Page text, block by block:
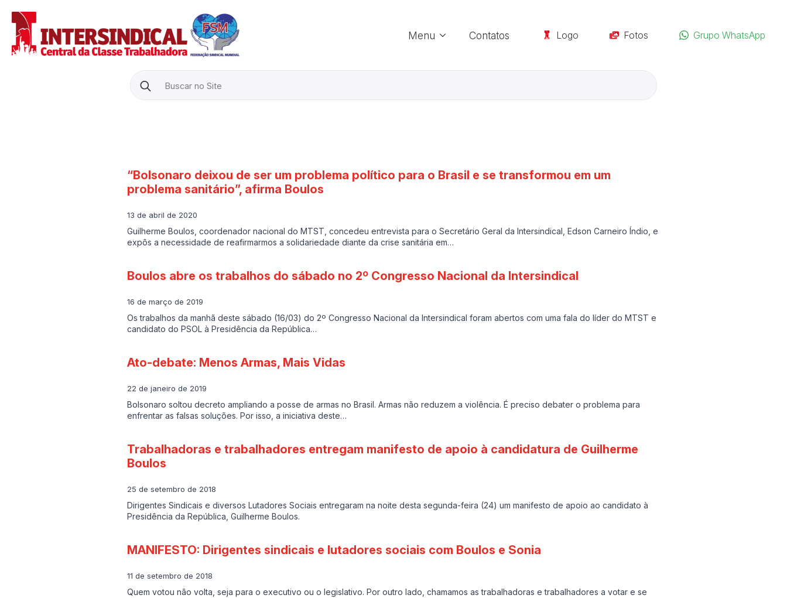
Menu Contatos Logo Fotos Grupo WhatsApp
Search
for:
“Bolsonaro deixou de ser um problema político para o Brasil e se transformou em um
problema sanitário”, afirma Boulos
13 de abril de 2020
Guilherme Boulos, coordenador nacional do MTST, concedeu entrevista para o Secretário Geral da Intersindical, Edson Carneiro Índio, e
expôs a necessidade de reafirmarmos a solidariedade diante da crise sanitária em…
Boulos abre os trabalhos do sábado no 2º Congresso Nacional da Intersindical
16 de março de 2019
Os trabalhos da manhã deste sábado (16/03) do 2º Congresso Nacional da Intersindical foram abertos com uma fala do líder do MTST e
candidato do PSOL à Presidência da República…
Ato-debate: Menos Armas, Mais Vidas
22 de janeiro de 2019
Bolsonaro soltou decreto ampliando a posse de armas no Brasil. Armas não reduzem a violência. É preciso debater o problema para
enfrentar as falsas soluções. Por isso, a iniciativa deste…
Trabalhadoras e trabalhadores entregam manifesto de apoio à candidatura de Guilherme
Boulos
25 de setembro de 2018
Dirigentes Sindicais e diversos Lutadores Sociais entregaram na noite desta segunda-feira (24) um manifesto de apoio ao candidato à
Presidência da República, Guilherme Boulos.
MANIFESTO: Dirigentes sindicais e lutadores sociais com Boulos e Sonia
11 de setembro de 2018
Quem votou não volta, seja para o executivo ou o legislativo. Por outro lado, chamamos as trabalhadoras e trabalhadores a votar e se